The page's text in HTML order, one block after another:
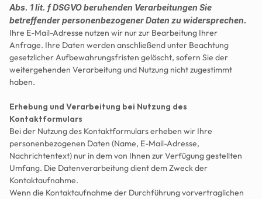
Abs. 1 lit. f DSGVO beruhenden Verarbeitungen Sie
betreffender personenbezogener Daten zu widersprechen.
Ihre E-Mail-Adresse nutzen wir nur zur Bearbeitung Ihrer
Anfrage. Ihre Daten werden anschließend unter Beachtung
gesetzlicher Aufbewahrungsfristen gelöscht, sofern Sie der
weitergehenden Verarbeitung und Nutzung nicht zugestimmt
haben.
Erhebung und Verarbeitung bei Nutzung des
Kontaktformulars
Bei der Nutzung des Kontaktformulars erheben wir Ihre
personenbezogenen Daten (Name, E-Mail-Adresse,
Nachrichtentext) nur in dem von Ihnen zur Verfügung gestellten
Umfang. Die Datenverarbeitung dient dem Zweck der
Kontaktaufnahme.
Wenn die Kontaktaufnahme der Durchführung vorvertraglichen